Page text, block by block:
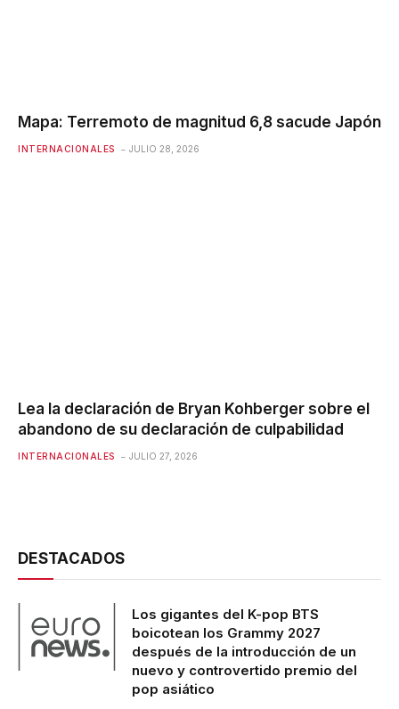
Mapa: Terremoto de magnitud 6,8 ​​sacude Japón
INTERNACIONALES JULIO 28, 2026
Lea la declaración de Bryan Kohberger sobre el
abandono de su declaración de culpabilidad
INTERNACIONALES JULIO 27, 2026
DESTACADOS
Los gigantes del K-pop BTS
boicotean los Grammy 2027
después de la introducción de un
nuevo y controvertido premio del
pop asiático